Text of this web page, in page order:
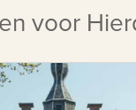
voor